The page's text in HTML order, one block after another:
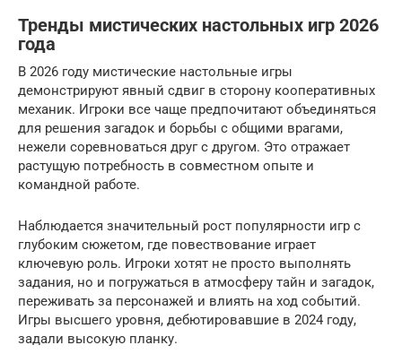
Тренды мистических настольных игр 2026
года
В 2026 году мистические настольные игры
демонстрируют явный сдвиг в сторону кооперативных
механик. Игроки все чаще предпочитают объединяться
для решения загадок и борьбы с общими врагами,
нежели соревноваться друг с другом. Это отражает
растущую потребность в совместном опыте и
командной работе.
Наблюдается значительный рост популярности игр с
глубоким сюжетом, где повествование играет
ключевую роль. Игроки хотят не просто выполнять
задания, но и погружаться в атмосферу тайн и загадок,
переживать за персонажей и влиять на ход событий.
Игры высшего уровня, дебютировавшие в 2024 году,
задали высокую планку.